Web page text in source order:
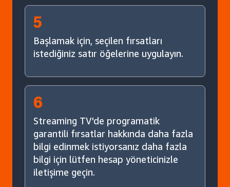
5
Başlamak için, seçilen fırsatları
istediğiniz satır öğelerine uygulayın.
6
Streaming TV'de programatik
garantili fırsatlar hakkında daha fazla
bilgi edinmek istiyorsanız daha fazla
bilgi için lütfen hesap yöneticinizle
iletişime geçin.